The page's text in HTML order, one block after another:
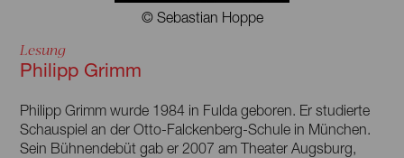
© Sebastian Hoppe
Lesung
Philipp Grimm
Philipp Grimm wurde 1984 in Fulda geboren. Er studierte
Schauspiel an der Otto-Falckenberg-Schule in München.
Sein Bühnendebüt gab er 2007 am Theater Augsburg,